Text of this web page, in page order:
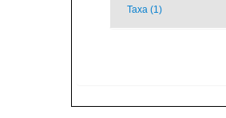
Taxa (1)